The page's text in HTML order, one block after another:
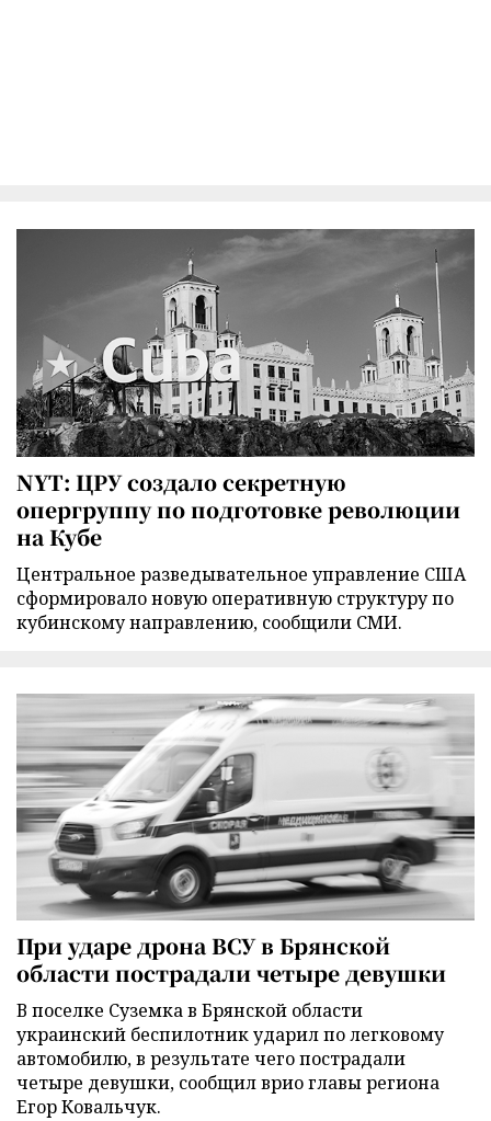
NYT: ЦРУ создало секретную
опергруппу по подготовке революции
на Кубе
Центральное разведывательное управление США
сформировало новую оперативную структуру по
кубинскому направлению, сообщили СМИ.
При ударе дрона ВСУ в Брянской
области пострадали четыре девушки
В поселке Суземка в Брянской области
украинский беспилотник ударил по легковому
автомобилю, в результате чего пострадали
четыре девушки, сообщил врио главы региона
Егор Ковальчук.